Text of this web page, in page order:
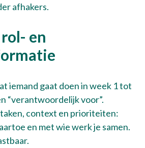
afhakers.
en
iemand gaat doen in week 1 tot
“verantwoordelijk voor”.
context en prioriteiten:
en met wie werk je samen.